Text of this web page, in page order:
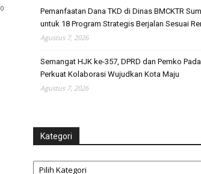
0
Pemanfaatan Dana TKD di Dinas BMCKTR
untuk 18 Program Strategis Berjalan Sesuai
Agustus 7, 2026
Semangat HJK ke-357, DPRD dan Pemko
Perkuat Kolaborasi Wujudkan Kota Maju
Agustus 7, 2026
Kategori
Kategori